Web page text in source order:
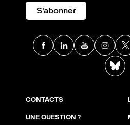
S'abonner
Facebook
Linkedin
CONTACTS
UNE QUESTION ?